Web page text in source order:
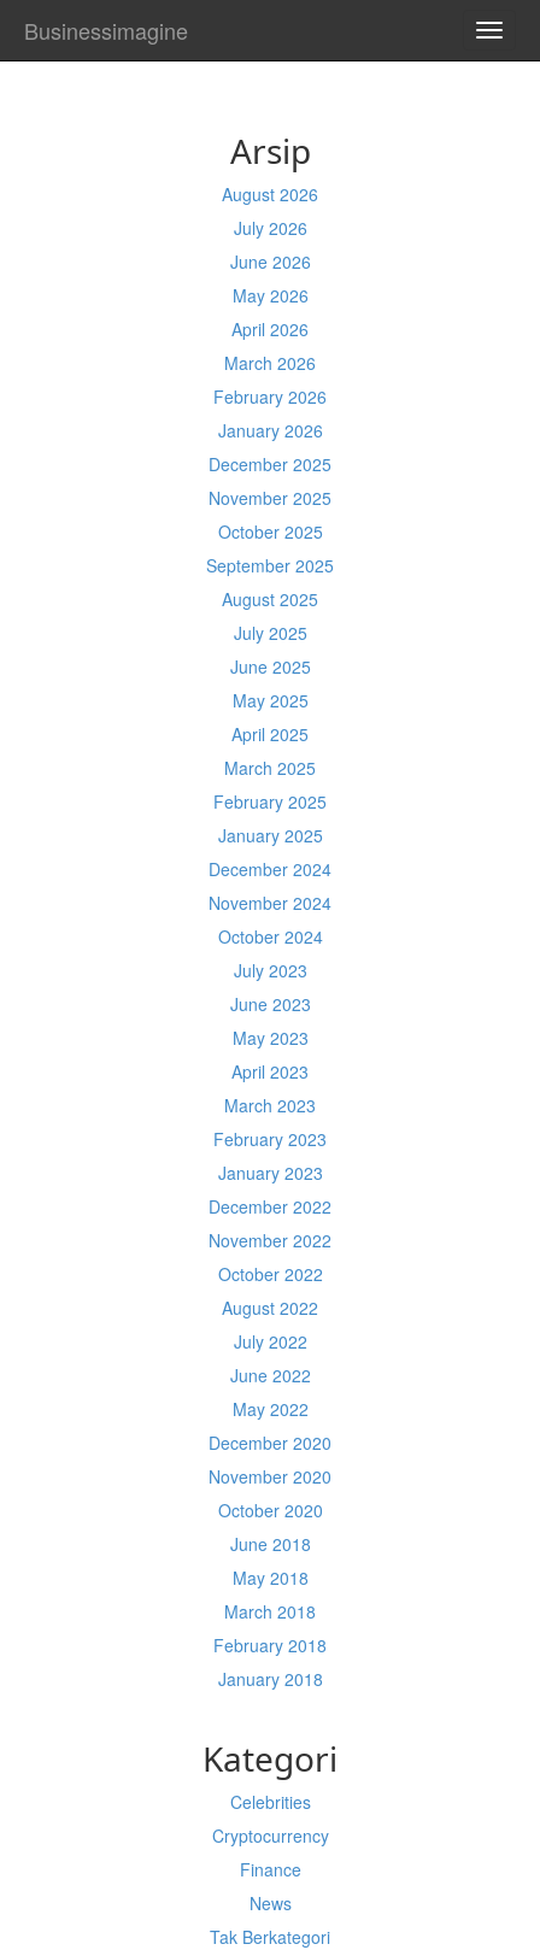
Businessimagine
Arsip
August 2026
July 2026
June 2026
May 2026
April 2026
March 2026
February 2026
January 2026
December 2025
November 2025
October 2025
September 2025
August 2025
July 2025
June 2025
May 2025
April 2025
March 2025
February 2025
January 2025
December 2024
November 2024
October 2024
July 2023
June 2023
May 2023
April 2023
March 2023
February 2023
January 2023
December 2022
November 2022
October 2022
August 2022
July 2022
June 2022
May 2022
December 2020
November 2020
October 2020
June 2018
May 2018
March 2018
February 2018
January 2018
Kategori
Celebrities
Cryptocurrency
Finance
News
Tak Berkategori